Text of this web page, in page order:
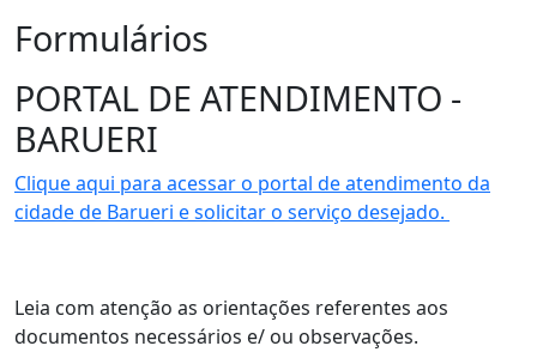
Formulários
PORTAL DE ATENDIMENTO -
BARUERI
Clique aqui para acessar o portal de atendimento da
cidade de Barueri e solicitar o serviço desejado.
Leia com atenção as orientações referentes aos
documentos necessários e/ ou observações.